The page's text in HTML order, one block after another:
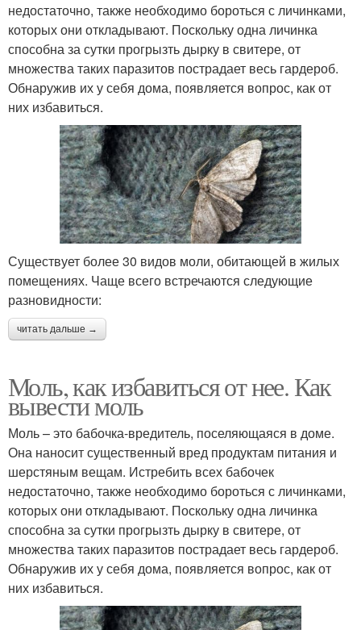
недостаточно, также необходимо бороться с личинками,
которых они откладывают. Поскольку одна личинка
способна за сутки прогрызть дырку в свитере, от
множества таких паразитов пострадает весь гардероб.
Обнаружив их у себя дома, появляется вопрос, как от
них избавиться.
Существует более 30 видов моли, обитающей в жилых
помещениях. Чаще всего встречаются следующие
разновидности:
читать дальше →
Моль, как избавиться от нее. Как
вывести моль
Моль – это бабочка-вредитель, поселяющаяся в доме.
Она наносит существенный вред продуктам питания и
шерстяным вещам. Истребить всех бабочек
недостаточно, также необходимо бороться с личинками,
которых они откладывают. Поскольку одна личинка
способна за сутки прогрызть дырку в свитере, от
множества таких паразитов пострадает весь гардероб.
Обнаружив их у себя дома, появляется вопрос, как от
них избавиться.